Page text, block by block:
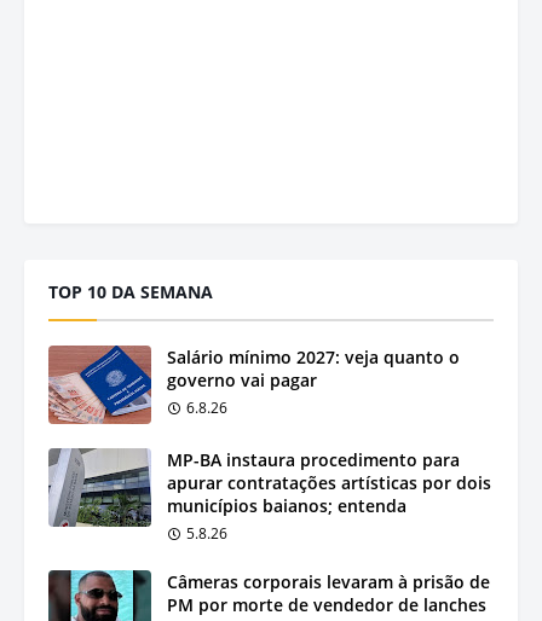
TOP 10 DA SEMANA
Salário mínimo 2027: veja quanto o
governo vai pagar
6.8.26
MP-BA instaura procedimento para
apurar contratações artísticas por dois
municípios baianos; entenda
5.8.26
Câmeras corporais levaram à prisão de
PM por morte de vendedor de lanches